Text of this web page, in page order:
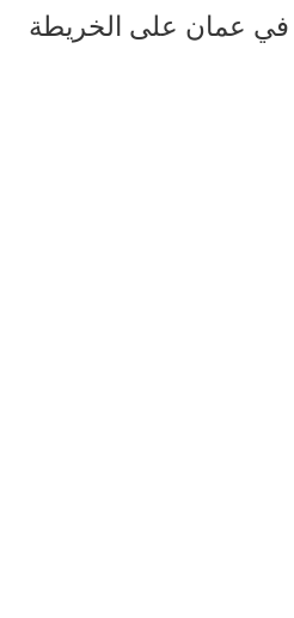
في عمان على الخريطة